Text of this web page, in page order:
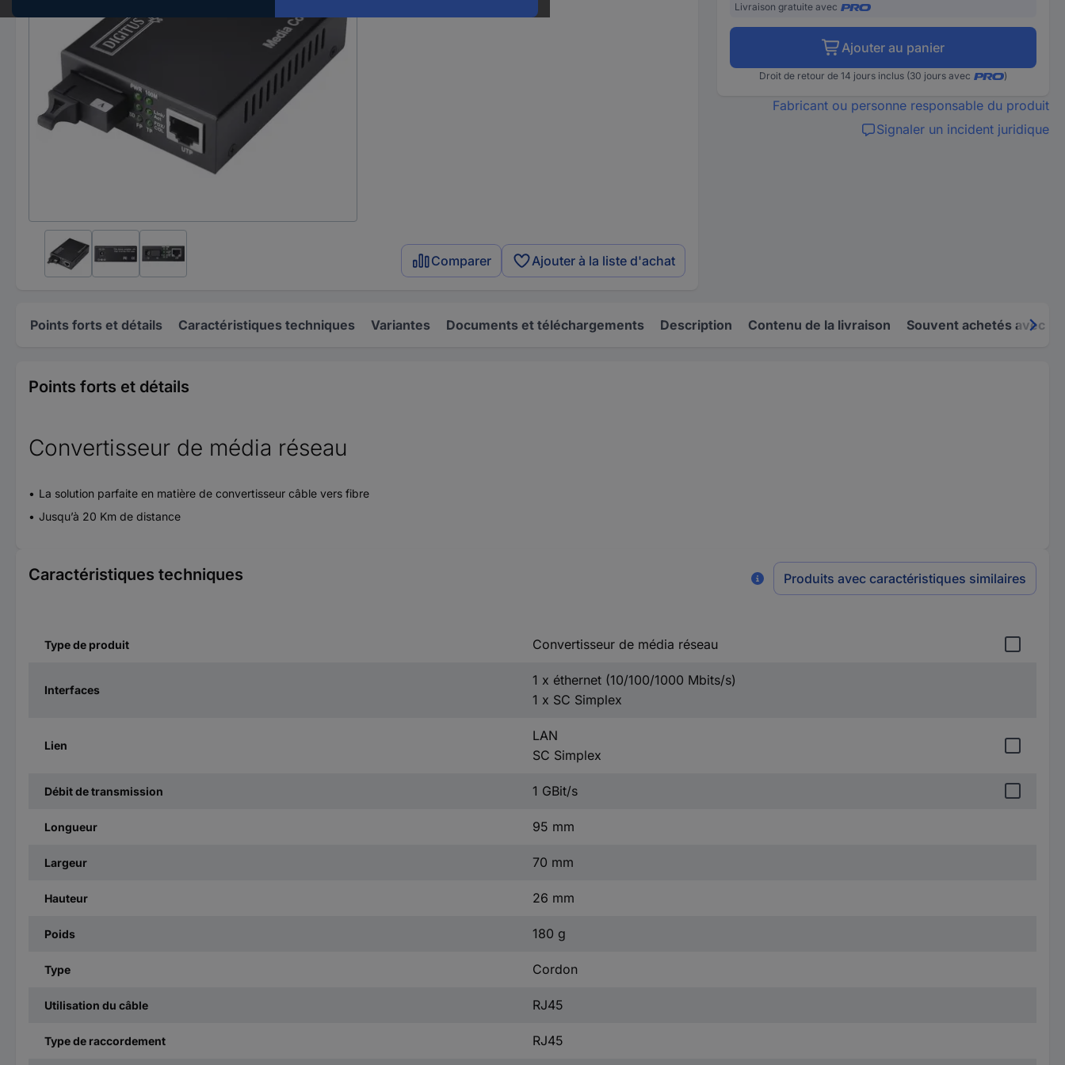
Comparer Ajouter à la liste d'achat
Livraison gratuite avec
Ajouter au panier
Droit de retour de 14 jours inclus (30 jours avec )
Fabricant ou personne responsable du produit
Signaler un incident juridique
Points forts et détails Caractéristiques techniques Variantes Documents et téléchargements Description Contenu de la livraison Souvent achetés avec
Points forts et détails
Convertisseur de média réseau
La solution parfaite en matière de convertisseur câble vers fibre
Jusqu’à 20 Km de distance
Caractéristiques techniques Produits avec caractéristiques similaires
Type de produit Convertisseur de média réseau
Interfaces
1 x éthernet (10/100/1000 Mbits/s)
1 x SC Simplex
Lien
LAN
SC Simplex
Débit de transmission 1 GBit/s
Longueur 95 mm
Largeur 70 mm
Hauteur 26 mm
Poids 180 g
Type Cordon
Utilisation du câble RJ45
Type de raccordement RJ45